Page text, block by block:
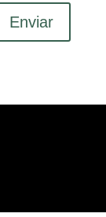
Enviar